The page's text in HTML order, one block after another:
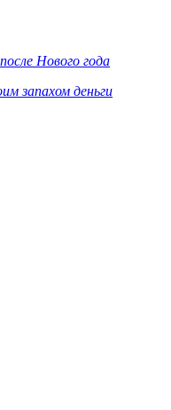
Нового года
запахом деньги